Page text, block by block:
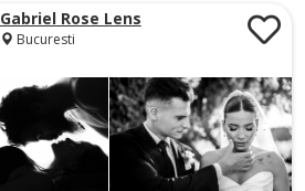
Gabriel Rose Lens
Bucuresti